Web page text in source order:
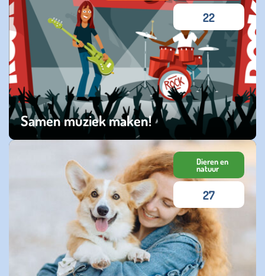
Samen muziek maken!
dinsdag 24 september 2024
22
Dieren en
natuur
27